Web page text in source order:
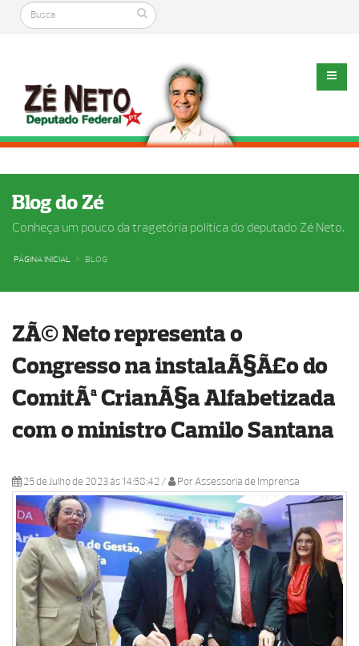
Blog do Zé
Conheça um pouco da tragetória política do deputado Zé Neto.
PÁGINA INICIAL BLOG
ZÃ© Neto representa o
Congresso na instalaÃ§Ã£o do
ComitÃª CrianÃ§a Alfabetizada
com o ministro Camilo Santana
25 de Julho de 2023 ás 14:58:42 / Por Assessoria de Imprensa